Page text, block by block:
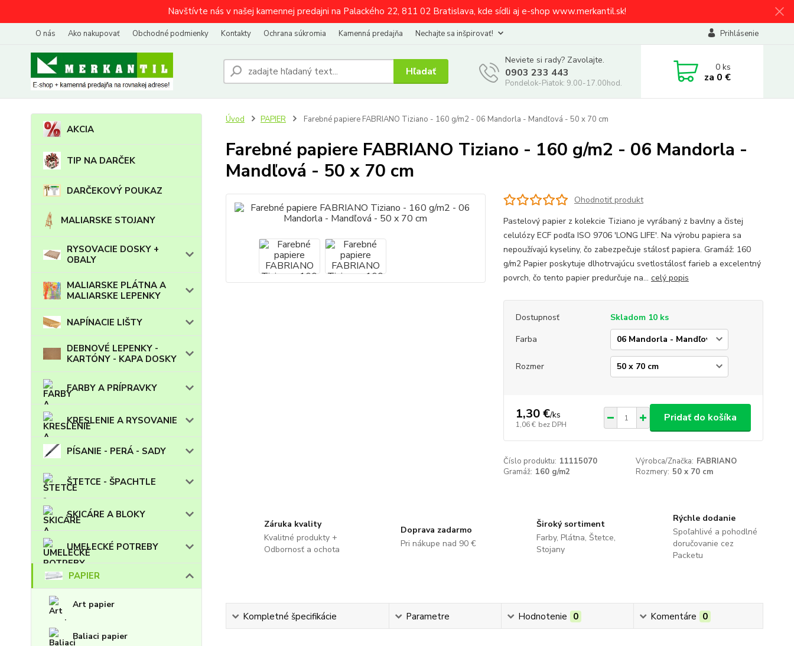
Navštívte nás v našej kamennej predajni na Palackého 22, 811 02 Bratislava, kde sídli aj e-shop www.merkantil.sk!
O nás Ako nakupovať Obchodné podmienky Kontakty Ochrana súkromia Kamenná predajňa Nechajte sa inšpirovať! Prihlásenie
Hľadať
Neviete si rady? Zavolajte.
0903 233 443
Pondelok-Piatok: 9.00-17.00hod.
0ks
za 0 €
AKCIA
TIP NA DARČEK
DARČEKOVÝ POUKAZ
MALIARSKE STOJANY
RYSOVACIE DOSKY +
OBALY
MALIARSKE PLÁTNA A
MALIARSKE LEPENKY
NAPÍNACIE LIŠTY
DEBNOVÉ LEPENKY -
KARTÓNY - KAPA DOSKY
FARBY A PRÍPRAVKY
KRESLENIE A RYSOVANIE
PÍSANIE - PERÁ - SADY
ŠTETCE - ŠPACHTLE
SKICÁRE A BLOKY
UMELECKÉ POTREBY
PAPIER
Art papier
Baliaci papier
Úvod PAPIER Farebné papiere FABRIANO Tiziano - 160 g/m2 - 06 Mandorla - Mandľová - 50 x 70 cm
Farebné papiere FABRIANO Tiziano - 160 g/m2 - 06 Mandorla -
Mandľová - 50 x 70 cm
Ohodnotiť produkt
Pastelový papier z kolekcie Tiziano je vyrábaný z bavlny a čistej
celulózy ECF podľa ISO 9706 'LONG LIFE'. Na výrobu papiera sa
nepoužívajú kyseliny, čo zabezpečuje stálosť papiera. Gramáž: 160
g/m2 Papier poskytuje dlhotrvajúcu svetlostálosť farieb a excelentný
povrch, čo tento papier predurčuje na... celý popis
Dostupnosť
Skladom 10 ks
Farba
Rozmer
1,30 €/ks
1,06 € bez DPH
Pridať do košíka
Číslo produktu: 11115070 Výrobca/Značka: FABRIANO
Gramáž: 160 g/m2 Rozmery: 50 x 70 cm
Záruka kvality
Kvalitné produkty +
Odbornosť a ochota
Doprava zadarmo
Pri nákupe nad 90 €
Široký sortiment
Farby, Plátna, Štetce,
Stojany
Rýchle dodanie
Spoľahlivé a pohodlné
doručovanie cez
Packetu
Kompletné špecifikácie Parametre Hodnotenie 0 Komentáre 0